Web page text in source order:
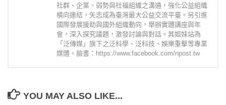
社群、企業、弱勢與社福組織之溝通，強化公益組織
橫向連結，矢志成為臺灣最大公益交流平臺。另引進
國際發展援助與國外組織動向，舉辦實體講座與年
會，深入探究議題，激發討論與對話。其姐妹站為
「泛傳媒」旗下之泛科學、泛科技、娛樂重擊等專業
媒體。臉書：https://www.facebook.com/npost.tw
YOU MAY ALSO LIKE...